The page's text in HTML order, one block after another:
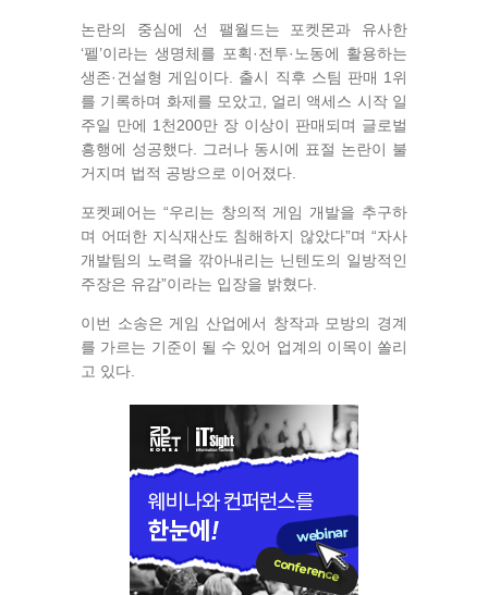
논란의 중심에 선 팰월드는 포켓몬과 유사한
‘펠’이라는 생명체를 포획·전투·노동에 활용하는
생존·건설형 게임이다. 출시 직후 스팀 판매 1위
를 기록하며 화제를 모았고, 얼리 액세스 시작 일
주일 만에 1천200만 장 이상이 판매되며 글로벌
흥행에 성공했다. 그러나 동시에 표절 논란이 불
거지며 법적 공방으로 이어졌다.
포켓페어는 “우리는 창의적 게임 개발을 추구하
며 어떠한 지식재산도 침해하지 않았다”며 “자사
개발팀의 노력을 깎아내리는 닌텐도의 일방적인
주장은 유감”이라는 입장을 밝혔다.
이번 소송은 게임 산업에서 창작과 모방의 경계
를 가르는 기준이 될 수 있어 업계의 이목이 쏠리
고 있다.